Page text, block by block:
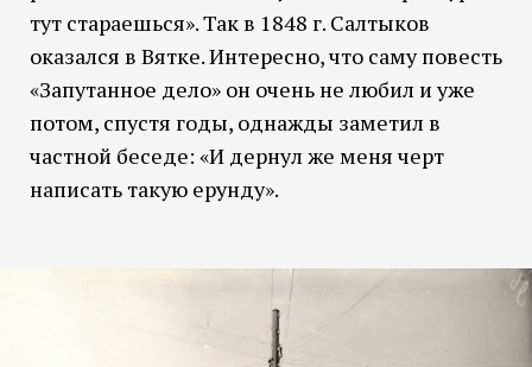
тут стараешься». Так в 1848 г. Салтыков
оказался в Вятке. Интересно, что саму повесть
«Запутанное дело» он очень не любил и уже
потом, спустя годы, однажды заметил в
частной беседе: «И дернул же меня черт
написать такую ерунду».